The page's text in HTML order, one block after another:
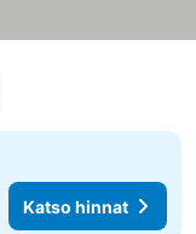
Katso hinnat